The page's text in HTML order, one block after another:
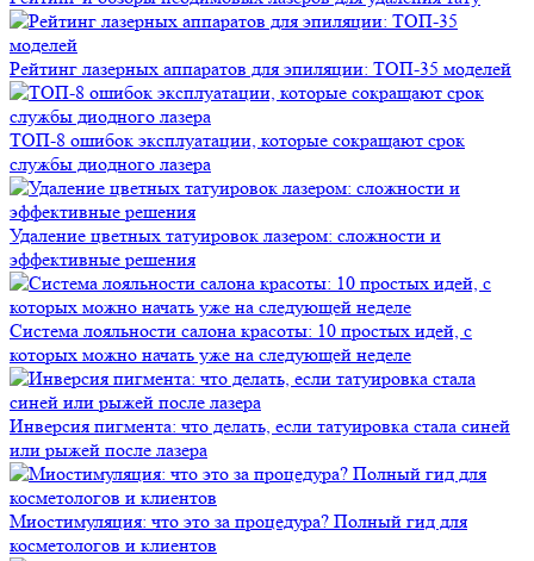
Рейтинг лазерных аппаратов для эпиляции: ТОП-35 моделей
ТОП-8 ошибок эксплуатации, которые сокращают срок
службы диодного лазера
Удаление цветных татуировок лазером: сложности и
эффективные решения
Система лояльности салона красоты: 10 простых идей, с
которых можно начать уже на следующей неделе
Инверсия пигмента: что делать, если татуировка стала синей
или рыжей после лазера
Миостимуляция: что это за процедура? Полный гид для
косметологов и клиентов